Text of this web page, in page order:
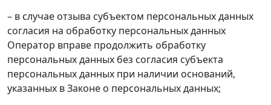
– в случае отзыва субъектом персональных данных
согласия на обработку персональных данных
Оператор вправе продолжить обработку
персональных данных без согласия субъекта
персональных данных при наличии оснований,
указанных в Законе о персональных данных;